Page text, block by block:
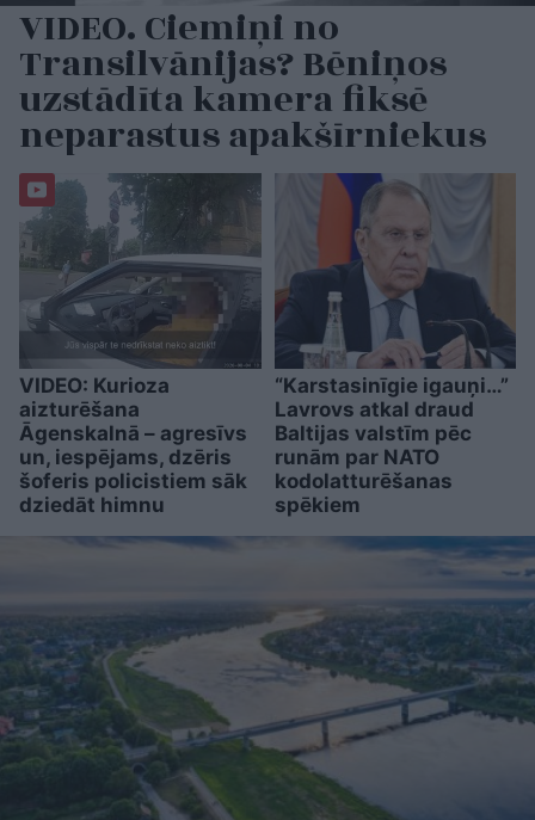
VIDEO. Ciemiņi no
Transilvānijas? Bēniņos
uzstādīta kamera fiksē
neparastus apakšīrniekus
VIDEO: Kurioza
aizturēšana
Āgenskalnā – agresīvs
un, iespējams, dzēris
šoferis policistiem sāk
dziedāt himnu
“Karstasinīgie igauņi…”
Lavrovs atkal draud
Baltijas valstīm pēc
runām par NATO
kodolatturēšanas
spēkiem